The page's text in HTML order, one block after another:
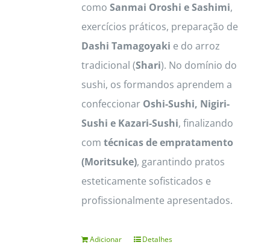
como Sanmai Oroshi e Sashimi,
exercícios práticos, preparação de
Dashi Tamagoyaki e do arroz
tradicional (Shari). No domínio do
sushi, os formandos aprendem a
confeccionar Oshi-Sushi, Nigiri-
Sushi e Kazari-Sushi, finalizando
com técnicas de empratamento
(Moritsuke), garantindo pratos
esteticamente sofisticados e
profissionalmente apresentados.
Adicionar Detalhes